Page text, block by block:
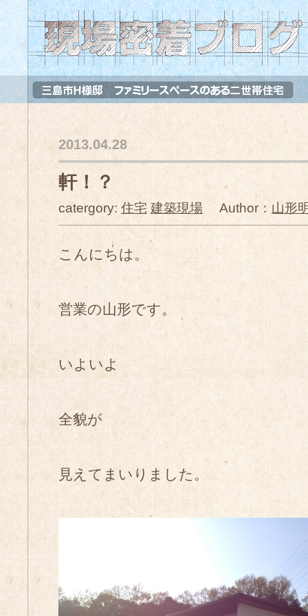
2013.04.28
軒！？
catergory: 住宅 建築現場 Author： 山形
こんにちは。
営業の山形です。
いよいよ
全貌が
見えてまいりました。